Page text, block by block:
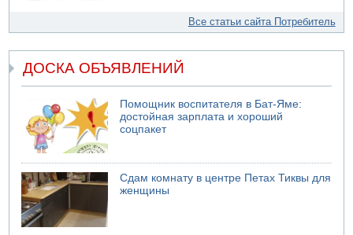
Все статьи сайта Потребитель
ДОСКА ОБЪЯВЛЕНИЙ
Помощник воспитателя в Бат-Яме:
достойная зарплата и хороший
соцпакет
Сдам комнату в центре Петах Тиквы для
женщины